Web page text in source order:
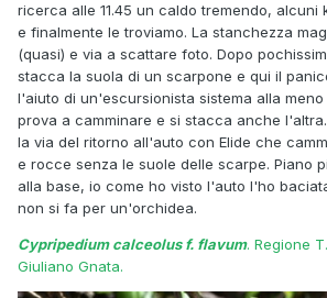
ricerca alle 11.45 un caldo tremendo, alcuni
e finalmente le troviamo. La stanchezza
(quasi) e via a scattare foto. Dopo
stacca la suola di un scarpone e qui il
l'aiuto di un'escursionista sistema alla
prova a camminare e si stacca anche
la via del ritorno all'auto con Elide che
e rocce senza le suole delle scarpe. Piano
alla base, io come ho visto l'auto l'ho
non si fa per un'orchidea.
Cypripedium calceolus f. flavum. Regione
Giuliano Gnata.